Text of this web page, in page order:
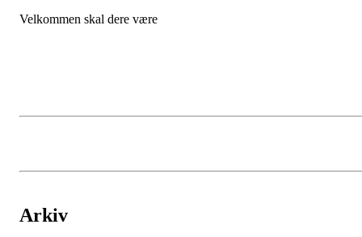
Velkommen skal dere være
Arkiv